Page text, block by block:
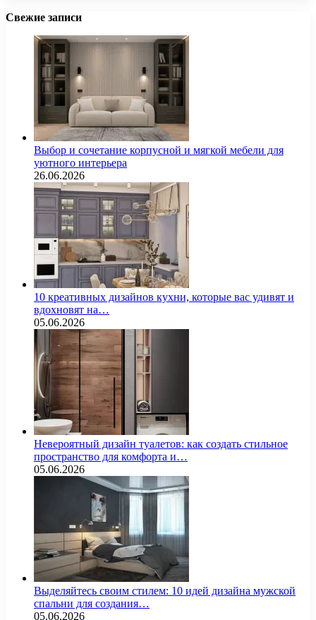
Свежие записи
Выбор и сочетание корпусной и мягкой мебели для
уютного интерьера
26.06.2026
10 креативных дизайнов кухни, которые вас удивят и
вдохновят на…
05.06.2026
Невероятный дизайн туалетов: как создать стильное
пространство для комфорта и…
05.06.2026
Выделяйтесь своим стилем: 10 идей дизайна мужской
спальни для создания…
05.06.2026